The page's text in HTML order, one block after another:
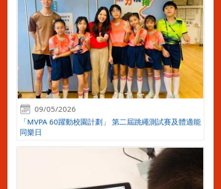
09/05/2026
「MVPA 60躍動校園計劃」 第二屆跳繩測試賽及體適能
同樂日